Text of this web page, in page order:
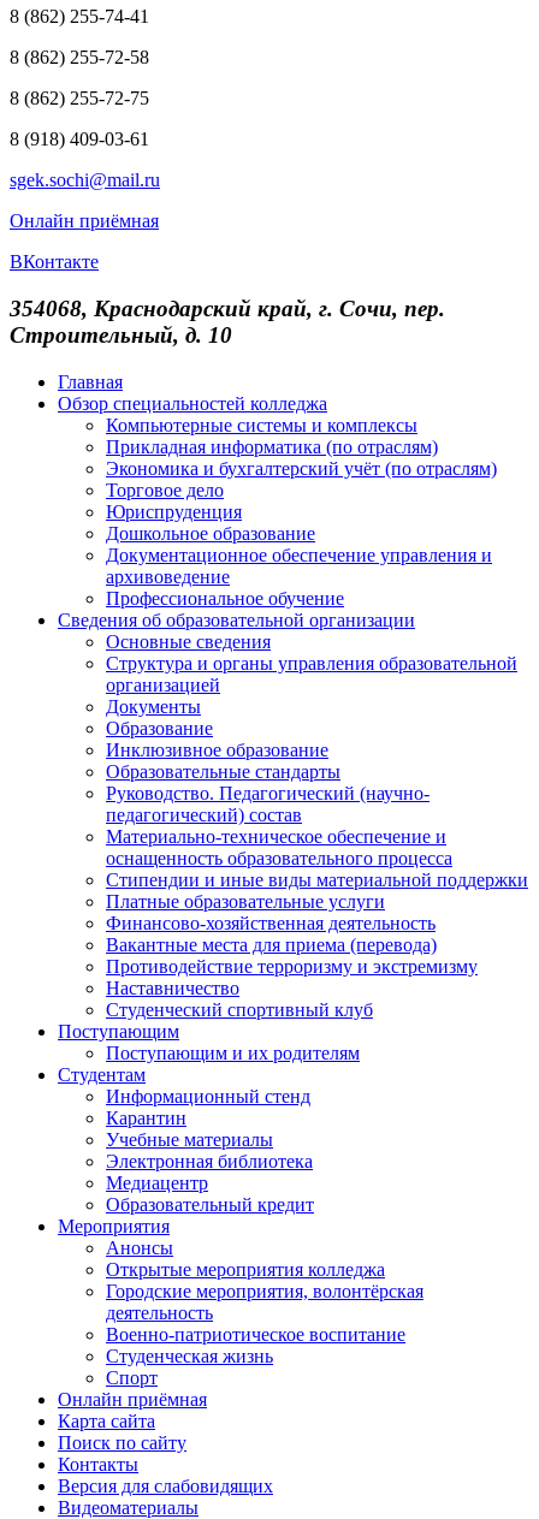
8 (862) 255-74-41
8 (862) 255-72-58
8 (862) 255-72-75
8 (918) 409-03-61
sgek.sochi@mail.ru
Онлайн приёмная
ВКонтакте
354068, Краснодарский край, г. Сочи, пер.
Строительный, д. 10
Главная
Обзор специальностей колледжа
Компьютерные системы и комплексы
Прикладная информатика (по отраслям)
Экономика и бухгалтерский учёт (по отраслям)
Торговое дело
Юриспруденция
Дошкольное образование
Документационное обеспечение управления и
архивоведение
Профессиональное обучение
Сведения об образовательной организации
Основные сведения
Структура и органы управления образовательной
организацией
Документы
Образование
Инклюзивное образование
Образовательные стандарты
Руководство. Педагогический (научно-
педагогический) состав
Материально-техническое обеспечение и
оснащенность образовательного процесса
Стипендии и иные виды материальной поддержки
Платные образовательные услуги
Финансово-хозяйственная деятельность
Вакантные места для приема (перевода)
Противодействие терроризму и экстремизму
Наставничество
Студенческий спортивный клуб
Поступающим
Поступающим и их родителям
Студентам
Информационный стенд
Карантин
Учебные материалы
Электронная библиотека
Медиацентр
Образовательный кредит
Мероприятия
Анонсы
Открытые мероприятия колледжа
Городские мероприятия, волонтёрская
деятельность
Военно-патриотическое воспитание
Студенческая жизнь
Спорт
Онлайн приёмная
Карта сайта
Поиск по сайту
Контакты
Версия для слабовидящих
Видеоматериалы